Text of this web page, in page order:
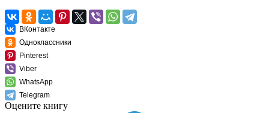
ВКонтакте
Одноклассники
Pinterest
Viber
WhatsApp
Telegram
Оцените книгу